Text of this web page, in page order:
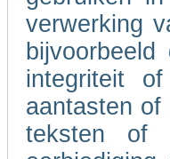
verwerking
integriteit
aantasten
teksten of